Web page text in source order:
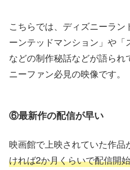
こちらでは、ディズニーラン
ーンテッドマンション」や「
などの制作秘話などが語られ
ニーファン必見の映像です。
⑥最新作の配信が早い
映画館で上映されていた作品
ければ2か月くらいで配信開